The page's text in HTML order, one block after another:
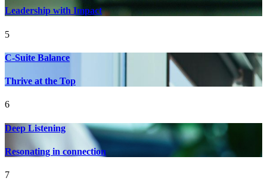
Leadership with Impact
5
C-Suite Balance
Thrive at the Top
6
Deep Listening
Resonating in connection
7